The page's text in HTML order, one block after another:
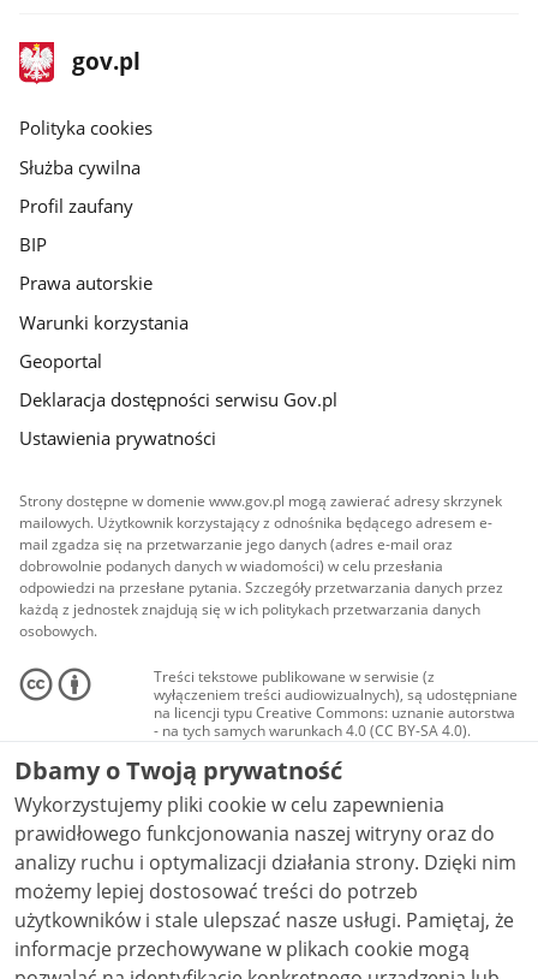
stopka
gov.pl
Strona
gov.pl
gov.pl
Polityka cookies
Służba cywilna
Profil zaufany
BIP
Prawa autorskie
Warunki korzystania
Geoportal
Deklaracja dostępności serwisu Gov.pl
Ustawienia prywatności
Strony dostępne w domenie www.gov.pl mogą zawierać adresy skrzynek
mailowych. Użytkownik korzystający z odnośnika będącego adresem e-
mail zgadza się na przetwarzanie jego danych (adres e-mail oraz
dobrowolnie podanych danych w wiadomości) w celu przesłania
odpowiedzi na przesłane pytania. Szczegóły przetwarzania danych przez
każdą z jednostek znajdują się w ich politykach przetwarzania danych
osobowych.
Treści tekstowe publikowane w serwisie (z
wyłączeniem treści audiowizualnych), są udostępniane
na licencji typu Creative Commons: uznanie autorstwa
- na tych samych warunkach 4.0 (CC BY-SA 4.0).
Materiały audiowizualne, w tym zdjęcia, materiały
audio i wideo, są udostępniane na licencji typu
Creative Commons: uznanie autorstwa użycie
niekomercyjne - bez utworów zależnych 4.0 (CC BY-
NC-ND 4.0), o ile nie jest to stwierdzone inaczej.
Dbamy o Twoją prywatność
Wykorzystujemy pliki cookie w celu zapewnienia
prawidłowego funkcjonowania naszej witryny oraz do
analizy ruchu i optymalizacji działania strony. Dzięki nim
możemy lepiej dostosować treści do potrzeb
użytkowników i stale ulepszać nasze usługi. Pamiętaj, że
informacje przechowywane w plikach cookie mogą